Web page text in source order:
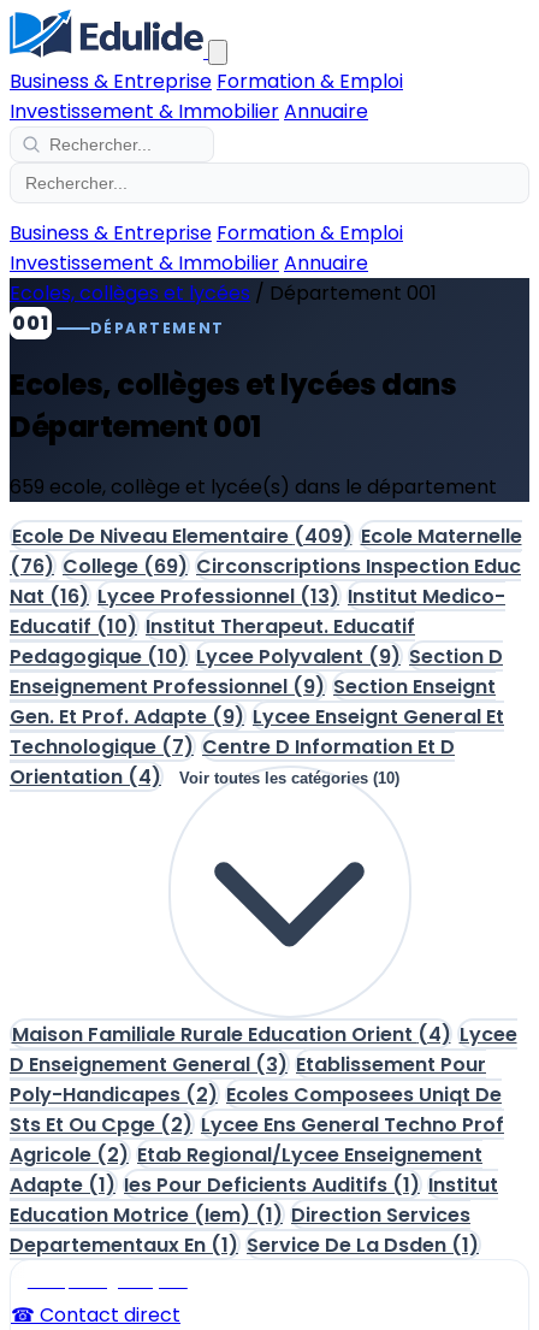
Business & Entreprise Formation & Emploi
Investissement & ImmobilierAnnuaire
Business & Entreprise Formation & Emploi
Investissement & ImmobilierAnnuaire
Ecoles, collèges et lycées / Département 001
001
DÉPARTEMENT
Ecoles, collèges et lycées dans
Département 001
659 ecole, collège et lycée(s) dans le département
Ecole De Niveau Elementaire (409) Ecole Maternelle
(76) College (69) Circonscriptions Inspection Educ
Nat (16) Lycee Professionnel (13) Institut Medico-
Educatif (10) Institut Therapeut. Educatif
Pedagogique (10) Lycee Polyvalent (9) Section D
Enseignement Professionnel (9) Section Enseignt
Gen. Et Prof. Adapte (9) Lycee Enseignt General Et
Technologique (7) Centre D Information Et D
Orientation (4) Voir toutes les catégories (10)
Maison Familiale Rurale Education Orient (4) Lycee
D Enseignement General (3) Etablissement Pour
Poly-Handicapes (2) Ecoles Composees Uniqt De
Sts Et Ou Cpge (2) Lycee Ens General Techno Prof
Agricole (2) Etab Regional/Lycee Enseignement
Adapte (1) Ies Pour Deficients Auditifs (1) Institut
Education Motrice (Iem) (1) Direction Services
Departementaux En (1) Service De La Dsden (1)
☎ Contact direct